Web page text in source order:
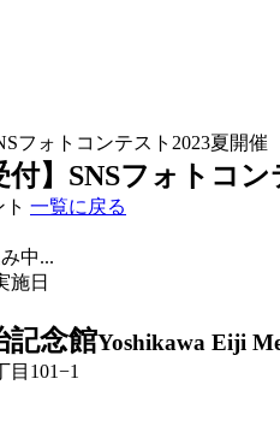
フォトコンテスト2023夏開催
付】SNSフォトコ
一覧に戻る
中...
施日
記念館Yoshikawa Eiji
目101−1